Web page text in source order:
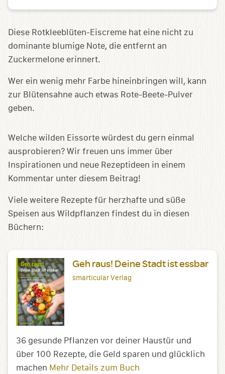
Diese Rotkleeblüten-Eiscreme hat eine nicht zu
dominante blumige Note, die entfernt an
Zuckermelone erinnert.
Wer ein wenig mehr Farbe hineinbringen will, kann
zur Blütensahne auch etwas Rote-Beete-Pulver
geben.
Welche wilden Eissorte würdest du gern einmal
ausprobieren? Wir freuen uns immer über
Inspirationen und neue Rezeptideen in einem
Kommentar unter diesem Beitrag!
Viele weitere Rezepte für herzhafte und süße
Speisen aus Wildpflanzen findest du in diesen
Büchern:
Geh raus! Deine Stadt ist essbar
smarticular Verlag
36 gesunde Pflanzen vor deiner Haustür und
über 100 Rezepte, die Geld sparen und glücklich
machen Mehr Details zum Buch